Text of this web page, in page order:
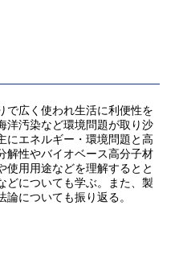
で広く使われ生活に利便性を
洋汚染など環境問題が取り沙
にエネルギー・環境問題と高
解性やバイオベース高分子材
使用用途などを理解するとと
どについても学ぶ。また、製
についても振り返る。